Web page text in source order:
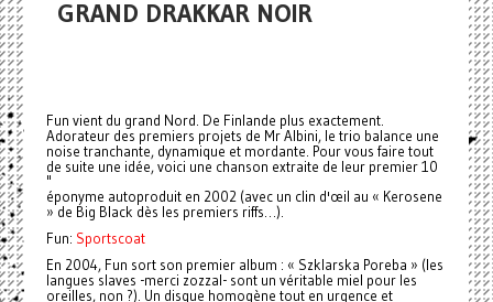
GRAND DRAKKAR NOIR
Fun vient du grand Nord. De Finlande plus exactement.
Adorateur des premiers projets de Mr Albini, le trio balance une
noise tranchante, dynamique et mordante. Pour vous faire tout
de suite une idée, voici une chanson extraite de leur premier 10
"
éponyme autoproduit en 2002 (avec un clin d'œil au « Kerosene
» de Big Black dès les premiers riffs…).
Fun: Sportscoat
En 2004, Fun sort son premier album : « Szklarska Poreba » (les
langues slaves -merci zozzal- sont un véritable miel pour les
oreilles, non ?). Un disque homogène tout en urgence et